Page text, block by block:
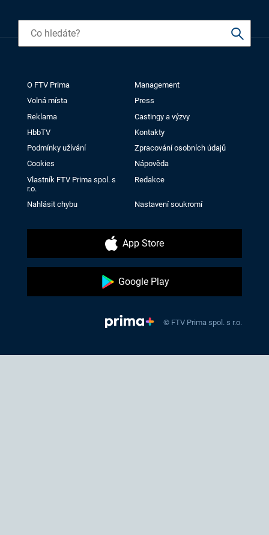
O FTV Prima
Management
Volná místa
Press
Reklama
Castingy a výzvy
HbbTV
Kontakty
Podmínky užívání
Zpracování osobních údajů
Cookies
Nápověda
Vlastník FTV Prima spol. s
r.o.
Redakce
Nahlásit chybu Nastavení soukromí
App Store
Google Play
© FTV Prima spol. s r.o.